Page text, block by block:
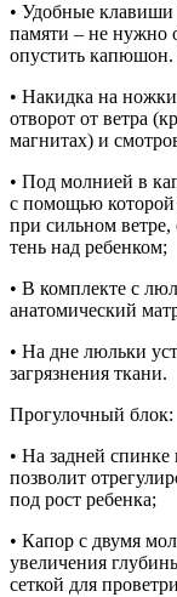
• Удобные
памяти – не нужно
опустить капюшон.
• Накидка на
отворот от ветра
магнитах) и
• Под молнией в
с помощью которой
при сильном ветре,
тень над ребенком;
• В комплекте с
анатомический
• На дне люльки
загрязнения ткани.
Прогулочный блок:
• На задней спинке
позволит
под рост ребенка;
• Капор с двумя
увеличения
сеткой для